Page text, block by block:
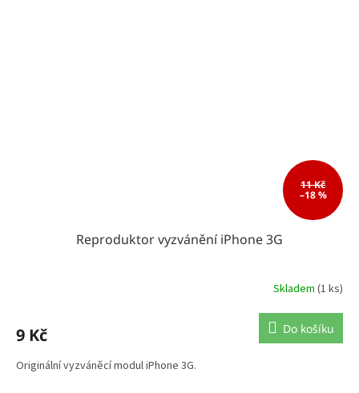
11 Kč
–18 %
Reproduktor vyzvánění iPhone 3G
Skladem (1 ks)
9 Kč Do košíku
Originální vyzváněcí modul iPhone 3G.